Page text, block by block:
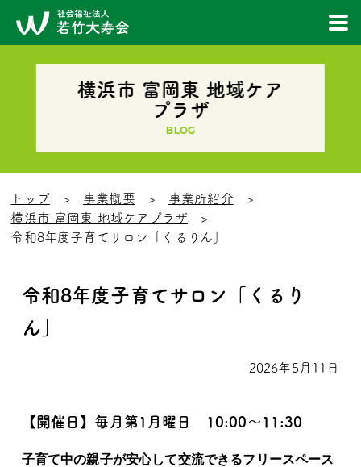
横浜市 富岡東 地域ケア
プラザ
BLOG
トップ 事業概要
事業所紹介
横浜市 富岡東 地域ケアプラザ
令和8年度子育てサロン「くるりん」
令和8年度子育てサロン「くるり
ん」
2026年5月11日
【開催日】毎月第1月曜日 10:00～11:30
子育て中の親子が安心して交流できるフリースペース